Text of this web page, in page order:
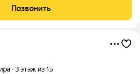
62.46 кв. м на 10 этаже.
в современном
Позвонить
3 этаж из 15